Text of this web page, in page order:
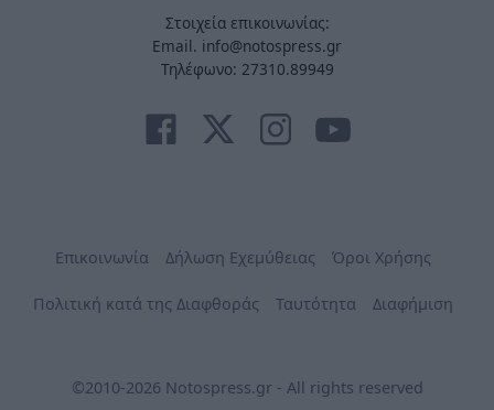
Στοιχεία επικοινωνίας:
Email. info@notospress.gr
Τηλέφωνο: 27310.89949
Επικοινωνία Δήλωση Εχεμύθειας Όροι Χρήσης
Πολιτική κατά της Διαφθοράς Ταυτότητα Διαφήμιση
©2010-2026 Notospress.gr - All rights reserved